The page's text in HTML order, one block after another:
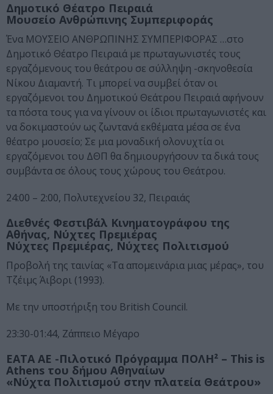
Δημοτικό Θέατρο Πειραιά
Μουσείο Ανθρώπινης Συμπεριφοράς
Ένα ΜΟΥΣΕΙΟ ΑΝΘΡΩΠΙΝΗΣ ΣΥΜΠΕΡΙΦΟΡΑΣ …στο
Δημοτικό Θέατρο Πειραιά με πρωταγωνιστές τους
εργαζόμενους του θεάτρου σε σύλληψη -σκηνοθεσία
Νίκου Διαμαντή. Τι μπορεί να συμβεί όταν οι
εργαζόμενοι του Δημοτικού Θεάτρου Πειραιά αφήνουν
τα πόστα τους για να γίνουν οι ίδιοι πρωταγωνιστές και
να δοκιμαστούν ως ζωντανά εκθέματα μέσα σε ένα
θέατρο μουσείο; Σε μια μοναδική ολονυχτία οι
εργαζόμενοι του ΔΘΠ θα δημιουργήσουν τα δικά τους
συμβάντα σε όλους τους χώρους του Θεάτρου.
24:00 – 2:00, Πολυτεχνείου 32, Πειραιάς
Διεθνές Φεστιβάλ Κινηματογράφου της
Αθήνας, Νύχτες Πρεμιέρας
Νύχτες Πρεμιέρας, Νύχτες Πολιτισμού
Προβολή της ταινίας «Τα απομεινάρια μιας μέρας», του
Τζέιμς Άιβορι (1993).
Με την υποστήριξη του British Council.
23:30-01:44, Ζάππειο Μέγαρο
ΕΑΤΑ ΑΕ -Πιλοτικό Πρόγραμμα ΠΟΛΗ² – This is
Athens του δήμου Αθηναίων
«Νύχτα Πολιτισμού στην πλατεία Θεάτρου»